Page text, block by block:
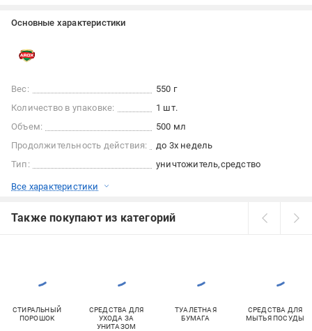
Основные характеристики
Вес:
550 г
Количество в упаковке:
1 шт.
Объем:
500 мл
Продолжительность действия:
до 3х недель
Тип:
уничтожитель средство
Все характеристики
Также покупают из категорий
СТИРАЛЬНЫЙ
ПОРОШОК
СРЕДСТВА ДЛЯ
УХОДА ЗА
УНИТАЗОМ
ТУАЛЕТНАЯ
БУМАГА
СРЕДСТВА ДЛЯ
МЫТЬЯ ПОСУДЫ